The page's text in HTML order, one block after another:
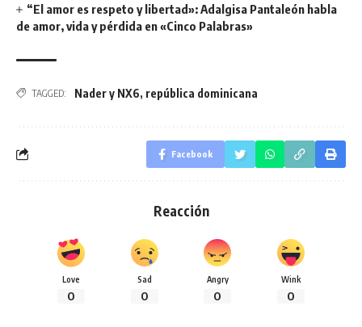
“El amor es respeto y libertad»: Adalgisa Pantaleón habla
de amor, vida y pérdida en «Cinco Palabras»
TAGGED: Nader y NX6, república dominicana
Facebook
Reacción
Love
0
Sad
0
Angry
0
Wink
0